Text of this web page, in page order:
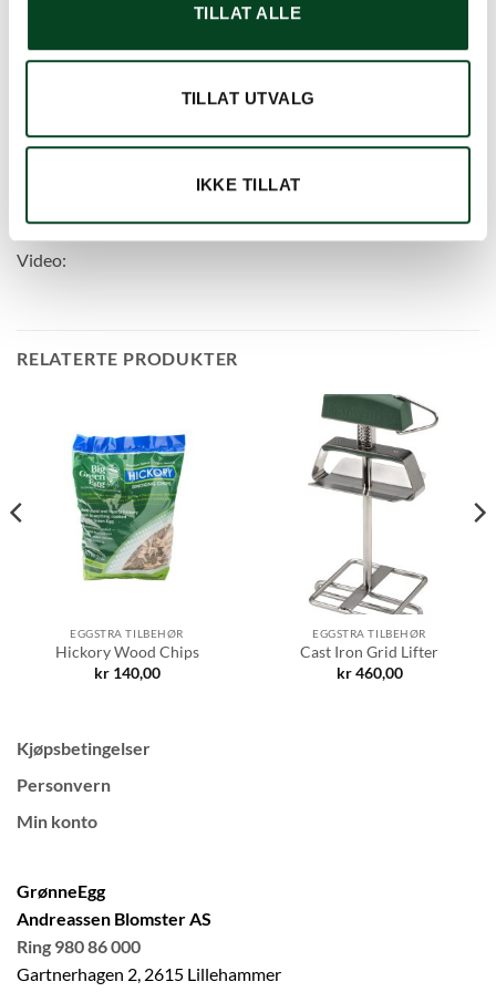
TILLAT ALLE
TILLAT UTVALG
IKKE TILLAT
oak eller kirsebær. Wood Chips er egnet for retter som skal
godt til rødt kjøtt, kalkun og kylling. Pekannøtt gir en rik, mild
smak til fisk og fjærkre. Eple sørger for en naturlig, søt smak
allemannsvenn med en mild fruktsmak. En pose Wood Chips
har et innhold på 2,9 liter. Egnet for alle typer store
Video:
RELATERTE PRODUKTER
EGGSTRA TILBEHØR
Hickory Wood Chips
kr140,00
EGGSTRA TILBEHØR
Cast Iron Grid Lifter
kr460,00
Kjøpsbetingelser
Personvern
Min konto
GrønneEgg
Andreassen Blomster AS
Ring 980 86 000
Gartnerhagen 2, 2615 Lillehammer